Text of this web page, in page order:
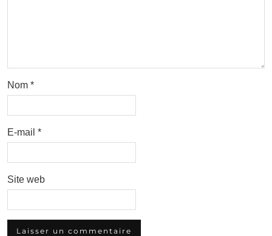
Nom *
E-mail *
Site web